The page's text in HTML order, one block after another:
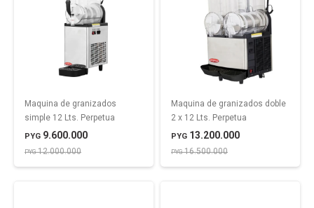
Maquina de granizados
simple 12 Lts. Perpetua
PYG 9.600.000
PYG12.000.000
Maquina de granizados doble
2 x 12 Lts. Perpetua
PYG 13.200.000
PYG16.500.000